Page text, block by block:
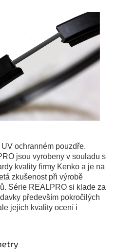
ochranném pouzdře.
jsou vyrobeny v souladu s
kvality firmy Kenko a je na
zkušenost při výrobě
Série REALPRO si klade za
především pokročilých
jejich kvality ocení i